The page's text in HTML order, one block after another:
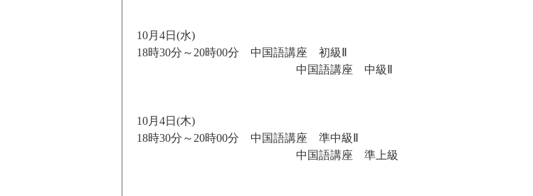
10月4日(水)
18時30分～20時00分 中国語講座 初級Ⅱ
中国語講座 中級Ⅱ
10月4日(木)
18時30分～20時00分 中国語講座 準中級Ⅱ
中国語講座 準上級